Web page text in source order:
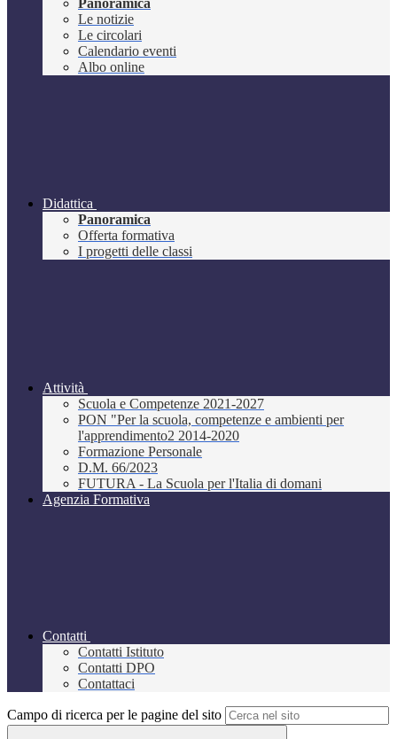
Panoramica
Le notizie
Le circolari
Calendario eventi
Albo online
Didattica
Panoramica
Offerta formativa
I progetti delle classi
Attività
Scuola e Competenze 2021-2027
PON "Per la scuola, competenze e ambienti per
l'apprendimento2 2014-2020
Formazione Personale
D.M. 66/2023
FUTURA - La Scuola per l'Italia di domani
Agenzia Formativa
Contatti
Contatti Istituto
Contatti DPO
Contattaci
Campo di ricerca per le pagine del sito